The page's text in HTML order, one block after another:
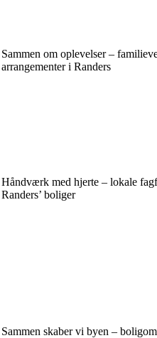
Sammen om oplevelser –
arrangementer i Randers
Håndværk med hjerte – lokale
Randers’ boliger
Sammen skaber vi byen –